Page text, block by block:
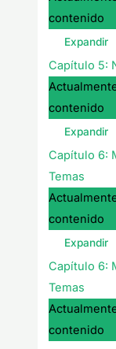
contenido
Expandir
Capítulo 5:
contenido
Expandir
Capítulo 6:
Temas
contenido
Expandir
Capítulo 6:
Temas
contenido